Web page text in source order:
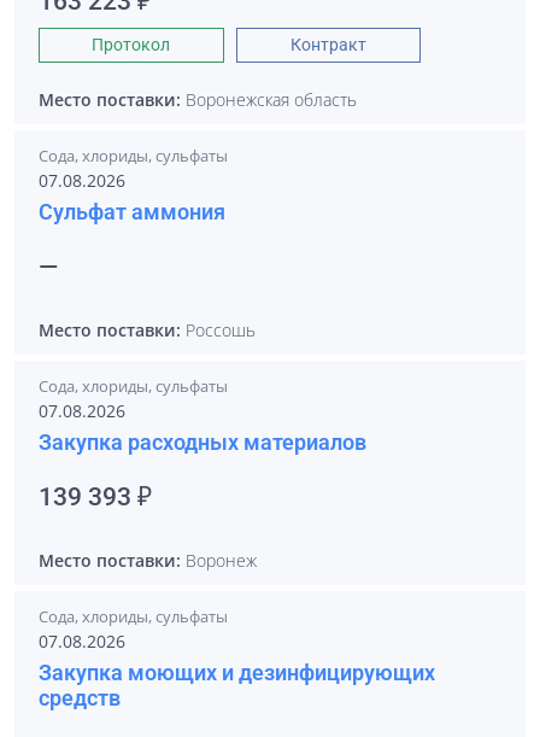
Протокол Контракт
Место поставки: Воронежская область
Сода, хлориды, сульфаты
07.08.2026
Сульфат аммония
—
Место поставки: Россошь
Сода, хлориды, сульфаты
07.08.2026
Закупка расходных материалов
139 393 ₽
Место поставки: Воронеж
Сода, хлориды, сульфаты
07.08.2026
Закупка моющих и дезинфицирующих
средств